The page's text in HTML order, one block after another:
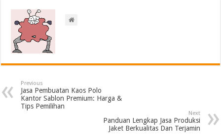
Previous
Jasa Pembuatan Kaos Polo
Kantor Sablon Premium: Harga &
Tips Pemilihan
Next
Panduan Lengkap Jasa Produksi
Jaket Berkualitas Dan Terjamin